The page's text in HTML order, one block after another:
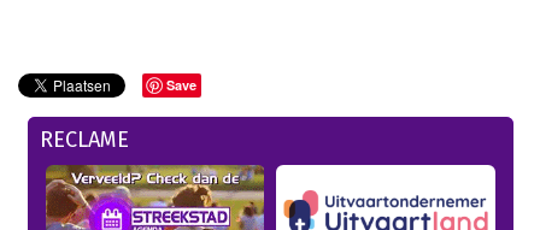
Save
RECLAME